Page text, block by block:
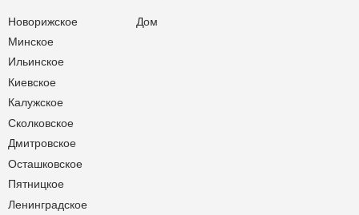
Новорижское
Минское
Ильинское
Киевское
Калужское
Сколковское
Дмитровское
Осташковское
Пятницкое
Ленинградское
Дом